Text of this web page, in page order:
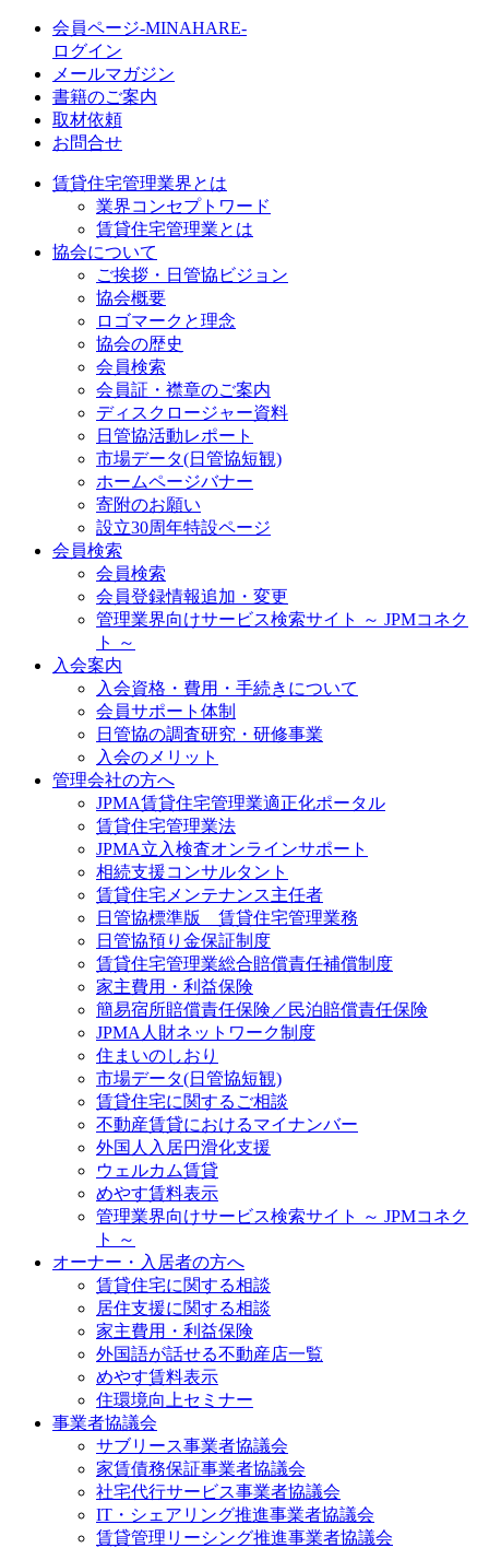
会員ページ-MINAHARE-
ログイン
メールマガジン
書籍のご案内
取材依頼
お問合せ
賃貸住宅管理業界とは
業界コンセプトワード
賃貸住宅管理業とは
協会について
ご挨拶・日管協ビジョン
協会概要
ロゴマークと理念
協会の歴史
会員検索
会員証・襟章のご案内
ディスクロージャー資料
日管協活動レポート
市場データ(日管協短観)
ホームページバナー
寄附のお願い
設立30周年特設ページ
会員検索
会員検索
会員登録情報追加・変更
管理業界向けサービス検索サイト ～ JPMコネク
ト ～
入会案内
入会資格・費用・手続きについて
会員サポート体制
日管協の調査研究・研修事業
入会のメリット
管理会社の方へ
JPMA賃貸住宅管理業適正化ポータル
賃貸住宅管理業法
JPMA立入検査オンラインサポート
相続支援コンサルタント
賃貸住宅メンテナンス主任者
日管協標準版 賃貸住宅管理業務
日管協預り金保証制度
賃貸住宅管理業総合賠償責任補償制度
家主費用・利益保険
簡易宿所賠償責任保険／民泊賠償責任保険
JPMA人財ネットワーク制度
住まいのしおり
市場データ(日管協短観)
賃貸住宅に関するご相談
不動産賃貸におけるマイナンバー
外国人入居円滑化支援
ウェルカム賃貸
めやす賃料表示
管理業界向けサービス検索サイト ～ JPMコネク
ト ～
オーナー・入居者の方へ
賃貸住宅に関する相談
居住支援に関する相談
家主費用・利益保険
外国語が話せる不動産店一覧
めやす賃料表示
住環境向上セミナー
事業者協議会
サブリース事業者協議会
家賃債務保証事業者協議会
社宅代行サービス事業者協議会
IT・シェアリング推進事業者協議会
賃貸管理リーシング推進事業者協議会